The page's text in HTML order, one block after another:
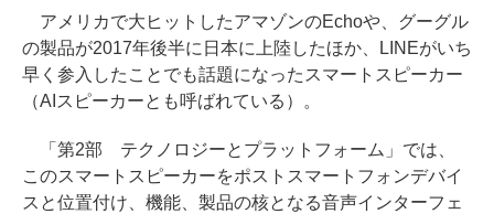
アメリカで大ヒットしたアマゾンのEchoや、グーグル
の製品が2017年後半に日本に上陸したほか、LINEがいち
早く参入したことでも話題になったスマートスピーカー
（AIスピーカーとも呼ばれている）。
「第2部 テクノロジーとプラットフォーム」では、
このスマートスピーカーをポストスマートフォンデバイ
スと位置付け、機能、製品の核となる音声インターフェ